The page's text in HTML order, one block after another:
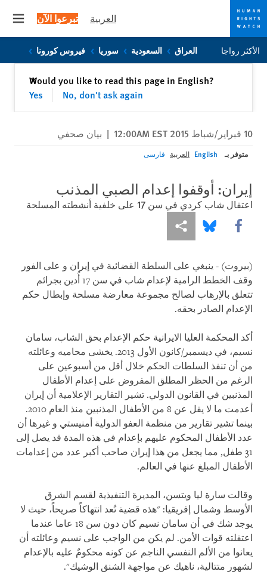
Skip
to
Skip
to
العربية تبرعوا الآن
الأكثر رواجا العراق السعودية سوريا فيروس كورونا
Would you like to read this page in English?
Yes
No, don't ask again
✕إغلاق
10 فبراير/شباط 2015 12:00AM EST | بيان صحفي
متوفر بـ English العربية فارسی
إيران: أوقفوا إعدام الصبي المذنب
اعتقال شاب كردي في سن 17 على خلفية أنشطته المسلحة
Share this via Facebook
Share this via Bluesky
Share this via مشاركة
(بيروت) - ينبغي على السلطة القضائية في إيران و على الفور
وقف الخطط الرامية لإعدام شاب في سن 17 أُدين بجرائم
تتعلق بالإرهاب لصالح مجموعة معارضة مسلحة وإبطال حكم
الإعدام الصادر بحقه.
أكد المحكمة العليا الايرانية حكم الإعدام بحق الشاب، سامان
نسيم، في ديسمبر/كانون الأول 2013. يخشى محاميه وعائلته
من أن تنفذ السلطات الحكم خلال أقل من أسبوعين على
الرغم من الحظر المطلق المفروض على إعدام الأطفال
المذنبين في القانون الدولي. تشير التقارير الإعلامية أن إيران
أعدمت ما لا يقل عن 8 من الأطفال المذنبين منذ العام 2010.
بينما تشير تقارير من منظمة العفو الدولية أمنيستي و غيرها أن
عدد الأطفال المحكوم عليهم بإعدام في هذه المدة قد يصل إلى
31 طفل, مما يجعل من هذا إيران صاحب أكبر عدد من إعدامات
الأطفال المبلغ عنها في العالم.
وقالت سارة ليا ويتسن، المديرة التنفيذية لقسم الشرق
الأوسط وشمال إفريقيا: "هذه قضية تُعد انتهاكاً صريحاً، حيث لا
يوجد شك في أن سامان نسيم كان دون سن 18 عاما عندما
اعتقلته قوات الأمن. لم يكن من الواجب على نسيم وعائلته أن
يعانوا من الألم النفسي الناجم عن كونه محكومٌ عليه بالإعدام
لشهور متتالية، ناهيك عن مواجهة الشنق الوشيك".